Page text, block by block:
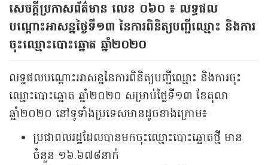
សេចក្តីប្រកាសព័ត៌មាន លេខ ០៦០ ៖ លទ្ធផល
បណ្ដោះអាសន្នថ្ងៃទី១៣ នៃការពិនិត្យបញ្ជីឈ្មោះ និងការ
ចុះឈ្មោះបោះឆ្នោត ឆ្នាំ២០២០
លទ្ធផលបណ្តោះអាសន្ននៃការពិនិត្យបញ្ជីឈ្មោះ និងការចុះ
ឈ្មោះបោះឆ្នោត ឆ្នាំ២០២០ សម្រាប់ថ្ងៃទី១៣ ខែតុលា
ឆ្នាំ២០២០ នៅទូទាំងប្រទេសមានដូចខាងក្រោម៖
ប្រជាពលរដ្ឋដែលបានមកចុះឈ្មោះបោះឆ្នោតថ្មី មាន
ចំនួន ១៦.៦៧៨នាក់